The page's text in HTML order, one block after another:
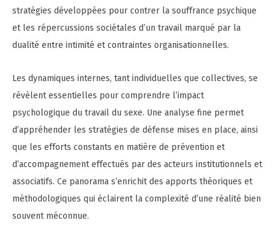
stratégies développées pour contrer la souffrance psychique
et les répercussions sociétales d’un travail marqué par la
dualité entre intimité et contraintes organisationnelles.
Les dynamiques internes, tant individuelles que collectives, se
révèlent essentielles pour comprendre l’impact
psychologique du travail du sexe. Une analyse fine permet
d’appréhender les stratégies de défense mises en place, ainsi
que les efforts constants en matière de prévention et
d’accompagnement effectués par des acteurs institutionnels et
associatifs. Ce panorama s’enrichit des apports théoriques et
méthodologiques qui éclairent la complexité d’une réalité bien
souvent méconnue.